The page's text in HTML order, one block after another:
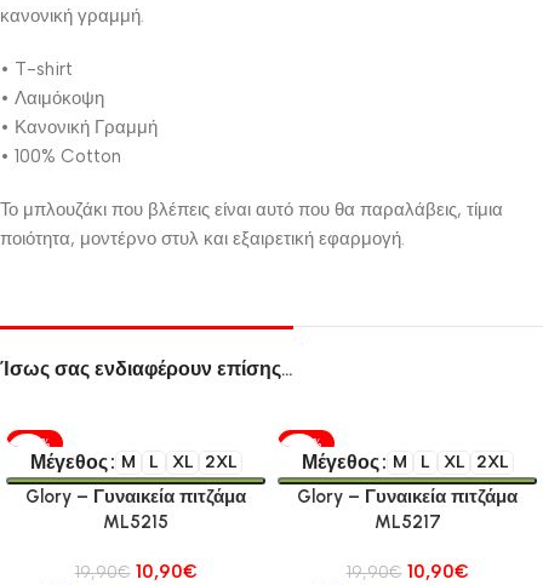
κανονική γραμμή.
• T-shirt
• Λαιμόκοψη
• Κανονική Γραμμή
• 100% Cotton
Το μπλουζάκι που βλέπεις είναι αυτό που θα παραλάβεις, τίμια
ποιότητα, μοντέρνο στυλ και εξαιρετική εφαρμογή.
Ίσως σας ενδιαφέρουν επίσης…
-45%
Μέγεθος M L XL 2XL
Glory – Γυναικεία πιτζάμα
ML5215
19,90€ 10,90€
-45%
Μέγεθος M L XL 2XL
Glory – Γυναικεία πιτζάμα
ML5217
19,90€ 10,90€